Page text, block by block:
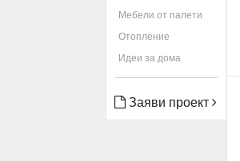
Мебели от палети
Отопление
Идеи за дома
Заяви проект